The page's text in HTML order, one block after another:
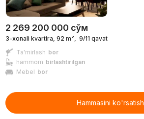
2 269 200 000 сўм
3-xonali kvartira, 92 m², 9/11 qavat
Ta'mirlash bor
hammom birlashtirilgan
Mebel bor
Hammasini ko'rsatish